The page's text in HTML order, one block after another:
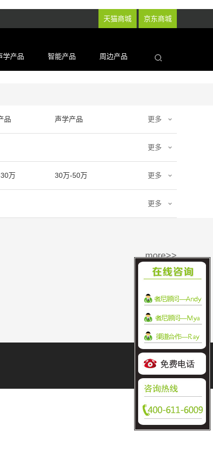
天猫商城 京东商城
学产品 智能产品 周边产品
品 声学产品 更多
更多
万 30万-50万 更多
更多
more>>